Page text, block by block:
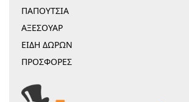
ΠΑΠΟΥΤΣΙΑ
ΑΞΕΣΟΥΑΡ
ΕΙΔΗ ΔΩΡΩΝ
ΠΡΟΣΦΟΡΕΣ